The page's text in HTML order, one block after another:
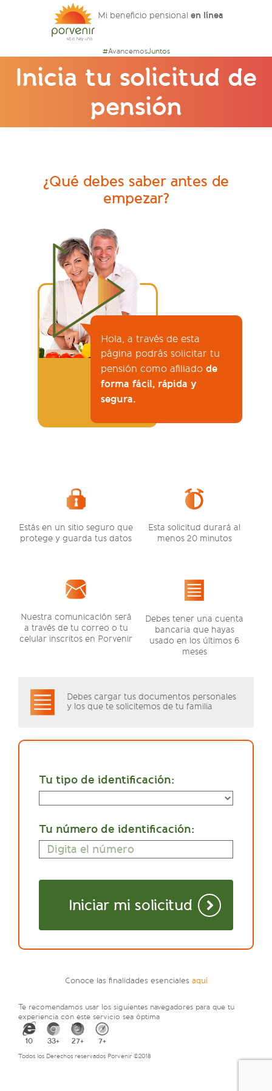
Mi beneficio pensional en línea
#AvancemosJuntos
Inicia tu solicitud de
pensión
¿Qué debes saber antes de
empezar?
Hola, a través de esta
página podrás solicitar tu
pensión como afiliadode
forma fácil, rápida y
segura.
Estás en un sitio seguro que
protege y guarda tus datos
Esta solicitud durará al
menos 20 minutos
Nuestra comunicación será
a través de tu correo o tu
celular inscritos en Porvenir
Debes tener una cuenta
bancaria que hayas
usado en los últimos 6
meses
Debes cargar tus documentos personales
y los que te solicitemos de tu familia
Tu tipo de identificación:
Tu número de identificación:
Iniciar mi solicitud
Conoce las finalidades esenciales aquí
Te recomendamos usar los siguientes navegadores para que tu
experiencia con este servicio sea óptima
10 33+ 27+ 7+
Todos los Derechos reservados Porvenir ©2018